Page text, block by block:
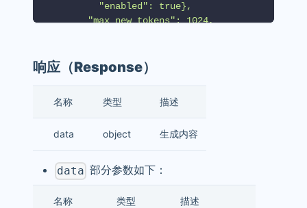
          "enabled": true},
        "max_new_tokens": 1024,
        "temperature": 0.8,
        "top_p": 0.7,
  }'
响应（Response）
名称 类型 描述
data object 生成内容
data 部分参数如下：
名称 类型 描述